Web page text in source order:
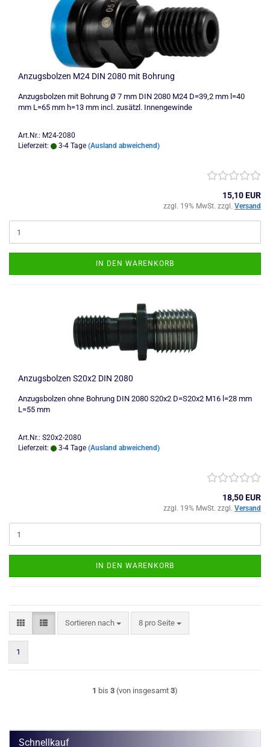
Anzugsbolzen M24 DIN 2080 mit Bohrung
Anzugsbolzen mit Bohrung Ø 7 mm DIN 2080 M24 D=39,2 mm l=40
mm L=65 mm h=13 mm incl. zusätzl. Innengewinde
Art.Nr.: M24-2080
Lieferzeit:
3-4 Tage (Ausland abweichend)
15,10 EUR
zzgl. 19% MwSt. zzgl. Versand
IN DEN WARENKORB
Anzugsbolzen S20x2 DIN 2080
Anzugsbolzen ohne Bohrung DIN 2080 S20x2 D=S20x2 M16 l=28 mm
L=55 mm
Art.Nr.: S20x2-2080
Lieferzeit:
3-4 Tage (Ausland abweichend)
18,50 EUR
zzgl. 19% MwSt. zzgl. Versand
IN DEN WARENKORB
Sortieren nach
Sortieren nach 8 pro Seite
pro Seite
1
1 bis 3 (von insgesamt 3)
Schnellkauf